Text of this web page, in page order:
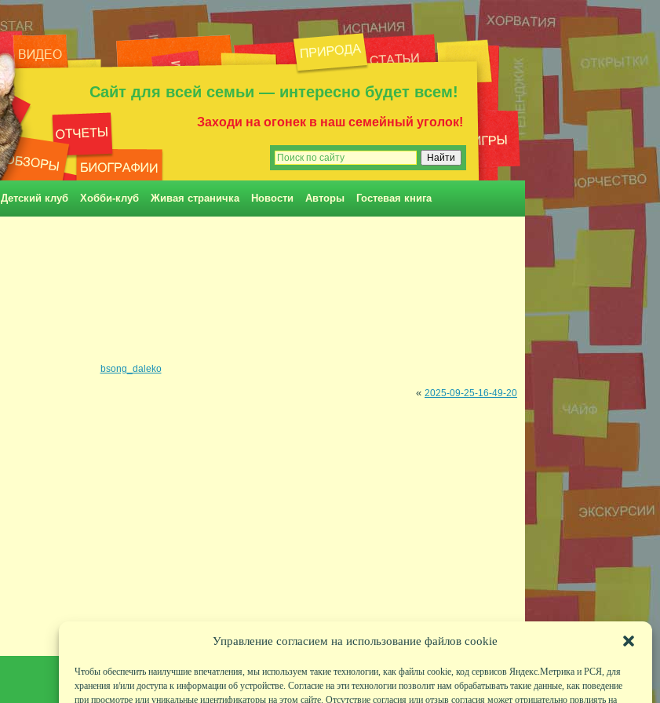
Управление согласием на использование файлов cookie
Чтобы обеспечить наилучшие впечатления, мы используем такие технологии, как файлы cookie, код сервисов Яндекс.Метрика и РСЯ, для
хранения и/или доступа к информации об устройстве. Согласие на эти технологии позволит нам обрабатывать такие данные, как поведение
при просмотре или уникальные идентификаторы на этом сайте. Отсутствие согласия или отзыв согласия может отрицательно повлиять на
Сайт для всей семьи — интересно будет всем!
Заходи на огонек в наш семейный уголок!
Детский клуб Хобби-клуб Живая страничка Новости Авторы Гостевая книга
bsong_daleko
« 2025-09-25-16-49-20